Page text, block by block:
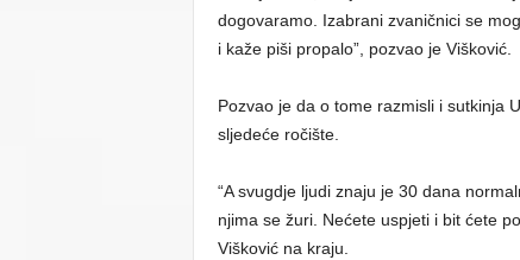
dogovaramo. Izabrani zvaničnici se
i kaže piši propalo”, pozvao je Višković.
Pozvao je da o tome razmisli i sutkinja
sljedeće ročište.
“A svugdje ljudi znaju je 30 dana
njima se žuri. Nećete uspjeti i bit ćete
Višković na kraju.